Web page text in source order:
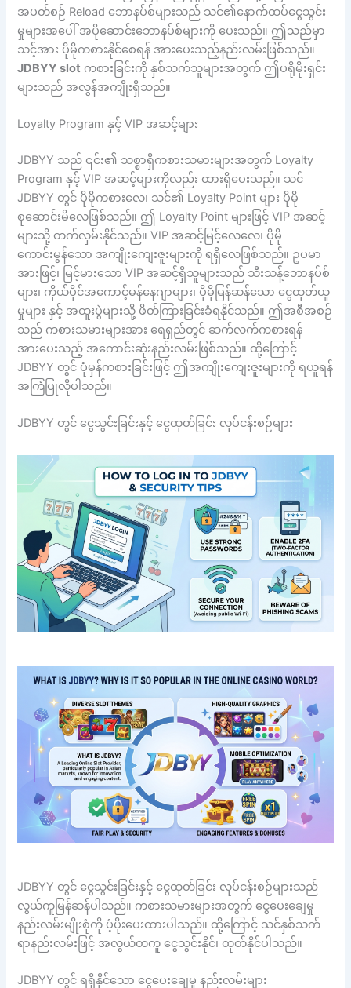
အပတ်စဉ် Reload ဘောနပ်စ်များသည် သင်၏နောက်ထပ်ငွေသွင်း
မှုများအပေါ် အပိုဆောင်းဘောနပ်စ်များကို ပေးသည်။ ဤသည်မှာ
သင့်အား ပိုမိုကစားနိုင်စေရန် အားပေးသည့်နည်းလမ်းဖြစ်သည်။
JDBYY slot ကစားခြင်းကို နှစ်သက်သူများအတွက် ဤပရိုမိုးရှင်း
များသည် အလွန်အကျိုးရှိသည်။
Loyalty Program နှင့် VIP အဆင့်များ
JDBYY သည် ၎င်း၏ သစ္စာရှိကစားသမားများအတွက် Loyalty
Program နှင့် VIP အဆင့်များကိုလည်း ထားရှိပေးသည်။ သင်
JDBYY တွင် ပိုမိုကစားလေ၊ သင်၏ Loyalty Point များ ပိုမို
စုဆောင်းမိလေဖြစ်သည်။ ဤ Loyalty Point များဖြင့် VIP အဆင့်
များသို့ တက်လှမ်းနိုင်သည်။ VIP အဆင့်မြင့်လေလေ၊ ပိုမို
ကောင်းမွန်သော အကျိုးကျေးဇူးများကို ရရှိလေဖြစ်သည်။ ဥပမာ
အားဖြင့်၊ မြင့်မားသော VIP အဆင့်ရှိသူများသည် သီးသန့်ဘောနပ်စ်
များ၊ ကိုယ်ပိုင်အကောင့်မန်နေဂျာများ၊ ပိုမိုမြန်ဆန်သော ငွေထုတ်ယူ
မှုများ နှင့် အထူးပွဲများသို့ ဖိတ်ကြားခြင်းခံရနိုင်သည်။ ဤအစီအစဉ်
သည် ကစားသမားများအား ရေရှည်တွင် ဆက်လက်ကစားရန်
အားပေးသည့် အကောင်းဆုံးနည်းလမ်းဖြစ်သည်။ ထို့ကြောင့်
JDBYY တွင် ပုံမှန်ကစားခြင်းဖြင့် ဤအကျိုးကျေးဇူးများကို ရယူရန်
အကြံပြုလိုပါသည်။
JDBYY တွင် ငွေသွင်းခြင်းနှင့် ငွေထုတ်ခြင်း လုပ်ငန်းစဉ်များ
JDBYY တွင် ငွေသွင်းခြင်းနှင့် ငွေထုတ်ခြင်း လုပ်ငန်းစဉ်များသည်
လွယ်ကူမြန်ဆန်ပါသည်။ ကစားသမားများအတွက် ငွေပေးချေမှု
နည်းလမ်းမျိုးစုံကို ပံ့ပိုးပေးထားပါသည်။ ထို့ကြောင့် သင်နှစ်သက်
ရာနည်းလမ်းဖြင့် အလွယ်တကူ ငွေသွင်းနိုင်၊ ထုတ်နိုင်ပါသည်။
JDBYY တွင် ရရှိနိုင်သော ငွေပေးချေမှု နည်းလမ်းများ